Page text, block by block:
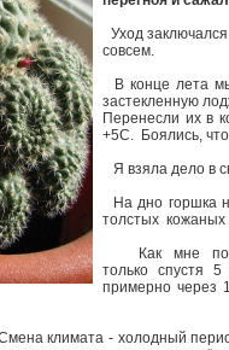
Уход
совсем.
В конце лета
застекленную
Перенесли их в
+5С. Боялись,
Я взяла дело в
На дно горшка
толстых кожаных
Как мне
только спустя
примерно через
климата - холодный